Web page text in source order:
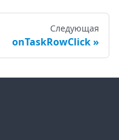
Следующая
onTaskRowClick